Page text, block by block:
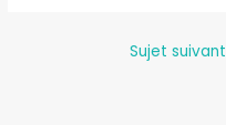
Sujet suivant